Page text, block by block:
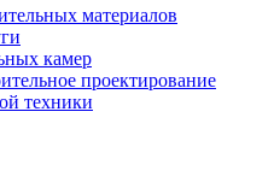
материалов
камер
проектирование
техники